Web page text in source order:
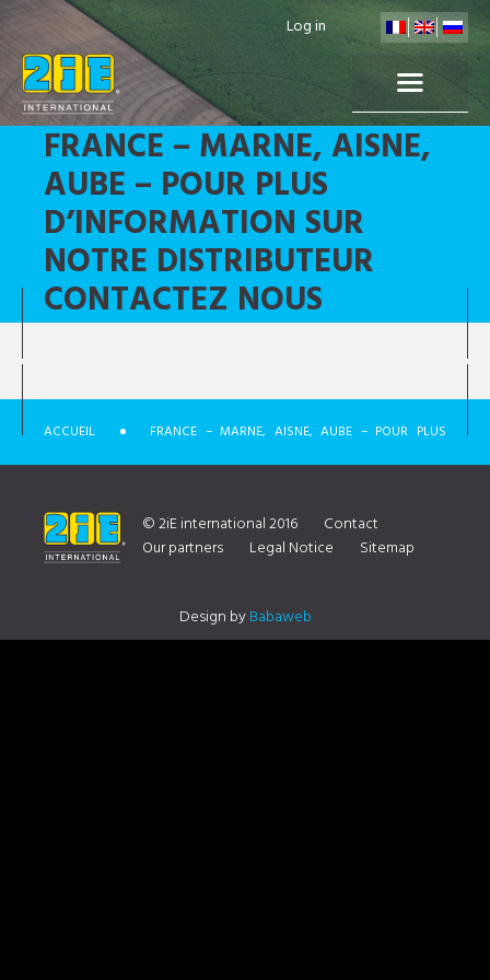
Log in
FRANCE – MARNE, AISNE,
AUBE – POUR PLUS
D’INFORMATION SUR
NOTRE DISTRIBUTEUR
CONTACTEZ NOUS
ACCUEIL FRANCE – MARNE, AISNE, AUBE – POUR PLUS
© 2iE international 2016
Contact
Our partners
Legal Notice Sitemap
Design byBabaweb